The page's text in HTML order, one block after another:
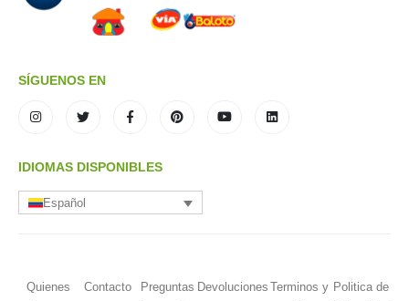
SÍGUENOS EN
IDIOMAS DISPONIBLES
Español
Quienes
Contacto
Preguntas Devoluciones Terminos y Politica de